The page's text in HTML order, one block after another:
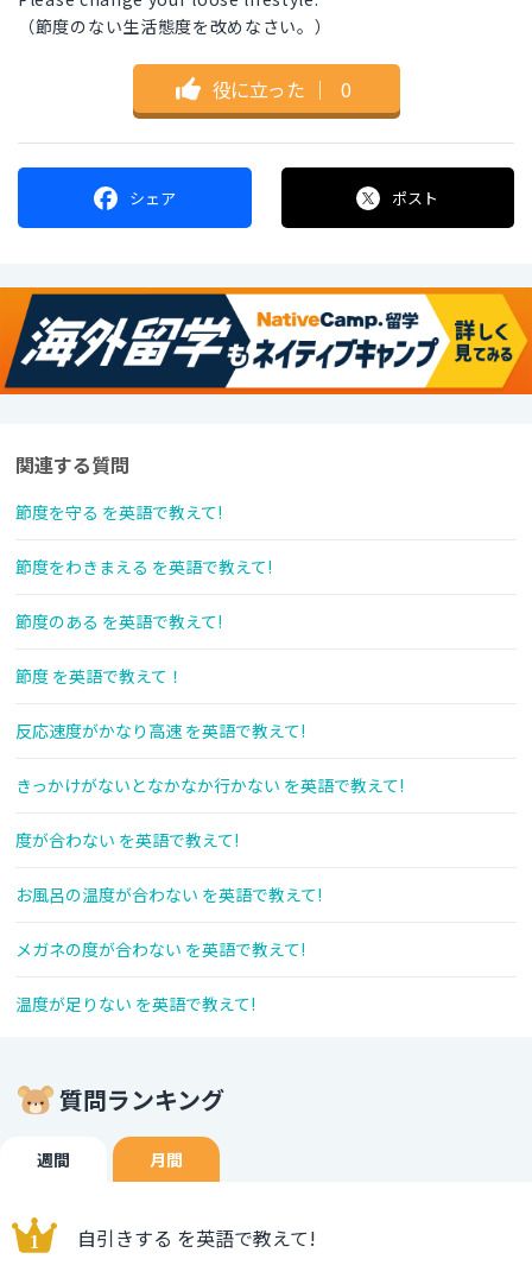
（節度のない生活態度を改めなさい。）
役に立った ｜ 0
シェア ポスト
関連する質問
節度を守る を英語で教えて!
節度をわきまえる を英語で教えて!
節度のある を英語で教えて!
節度 を英語で教えて！
反応速度がかなり高速 を英語で教えて!
きっかけがないとなかなか行かない を英語で教えて!
度が合わない を英語で教えて!
お風呂の温度が合わない を英語で教えて!
メガネの度が合わない を英語で教えて!
温度が足りない を英語で教えて!
質問ランキング
週間 月間
自引きする を英語で教えて!